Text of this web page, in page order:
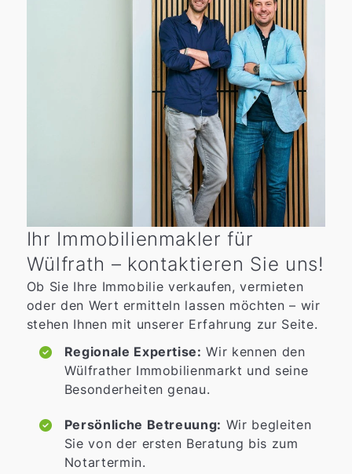
Ihr Immobilienmakler für
Wülfrath – kontaktieren Sie uns!
Ob Sie Ihre Immobilie verkaufen, vermieten
oder den Wert ermitteln lassen möchten – wir
stehen Ihnen mit unserer Erfahrung zur Seite.
Regionale Expertise: Wir kennen den
Wülfrather Immobilienmarkt und seine
Besonderheiten genau.
Persönliche Betreuung: Wir begleiten
Sie von der ersten Beratung bis zum
Notartermin.